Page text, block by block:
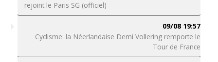
rejoint le Paris SG (officiel)
09/08 19:57
Cyclisme: la Néerlandaise Demi Vollering remporte le
Tour de France